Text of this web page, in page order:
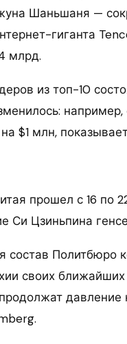
Шаньшаня —
гиганта
млрд.
из топ-10
$1 млн,
прошел с 16 по
Си Цзиньпина
состав Политбюро
своих ближайших